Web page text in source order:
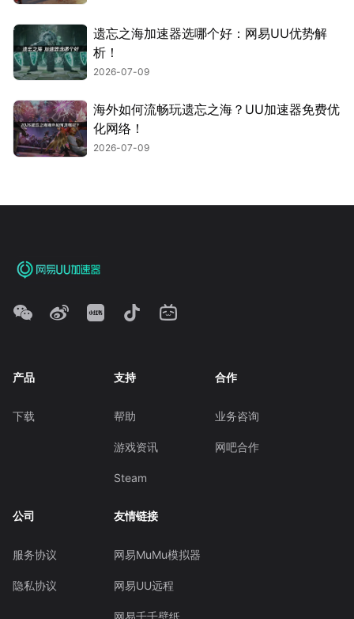
遗忘之海加速器选哪个好：网易UU优势解
析！
2026-07-09
海外如何流畅玩遗忘之海？UU加速器免费优
化网络！
2026-07-09
产品
下载
支持
帮助
游戏资讯
Steam
合作
业务咨询
网吧合作
公司
服务协议
隐私协议
友情链接
网易MuMu模拟器
网易UU远程
网易千千壁纸